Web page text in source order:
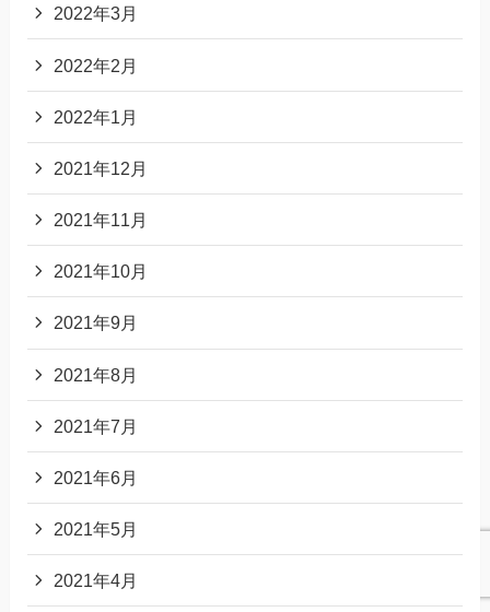
2022年3月
2022年2月
2022年1月
2021年12月
2021年11月
2021年10月
2021年9月
2021年8月
2021年7月
2021年6月
2021年5月
2021年4月